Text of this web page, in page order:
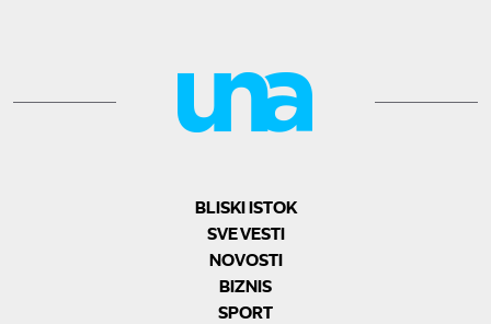
BLISKI ISTOK
SVE VESTI
NOVOSTI
BIZNIS
SPORT